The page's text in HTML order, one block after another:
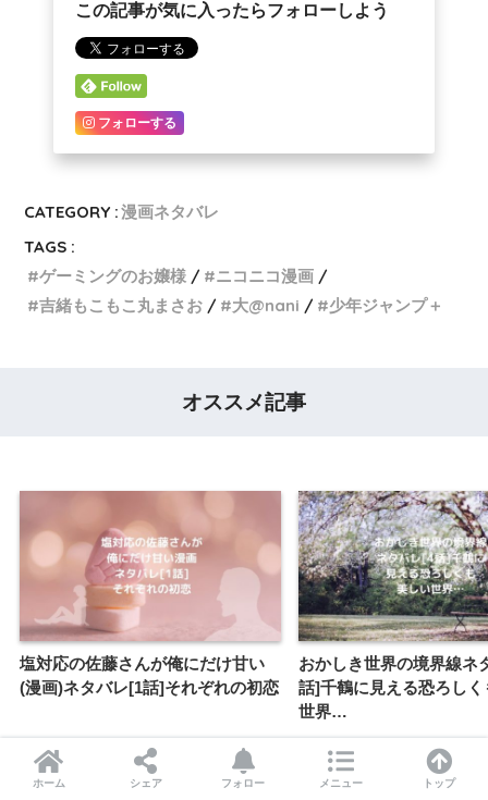
この記事が気に入ったらフォローしよう
フォローする
CATEGORY :漫画ネタバレ
TAGS :
ゲーミングのお嬢様
ニコニコ漫画
吉緒もこもこ丸まさお
大@nani 少年ジャンプ＋
オススメ記事
塩対応の佐藤さんが俺にだけ甘い
(漫画)ネタバレ[1話]それぞれの初恋
おかしき世界の境界線ネ
話]千鶴に見える恐ろしく
世界…
ホーム シェア フォロー メニュー トップ